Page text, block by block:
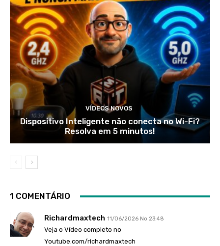
VÍDEOS NOVOS
Dispositivo Inteligente não conecta no Wi-Fi?
Resolva em 5 minutos!
1 COMENTÁRIO
Richardmaxtech 11/06/2026 No 23:48
Veja o Vídeo completo no
Youtube.com/richardmaxtech